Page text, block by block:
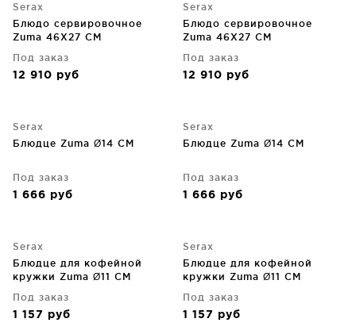
Serax
Блюдо сервировочное
Zuma 46X27 CM
Под заказ
12 910 руб
Serax
Блюдо сервировочное
Zuma 46X27 CM
Под заказ
12 910 руб
Serax
Блюдце Zuma Ø14 CM
Под заказ
1 666 руб
Serax
Блюдце Zuma Ø14 CM
Под заказ
1 666 руб
Serax
Блюдце для кофейной
кружки Zuma Ø11 CM
Под заказ
1 157 руб
Serax
Блюдце для кофейной
кружки Zuma Ø11 CM
Под заказ
1 157 руб